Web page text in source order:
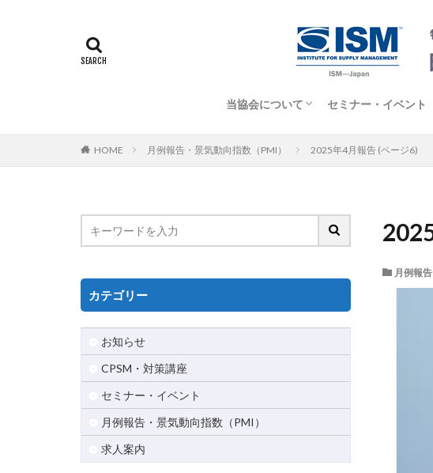
当協会について セミナー・イベント
HOME 月例報告・景気動向指数（PMI） 2025年4月報告 (ページ6)
月例報
カテゴリー
お知らせ
CPSM・対策講座
セミナー・イベント
月例報告・景気動向指数（PMI）
求人案内